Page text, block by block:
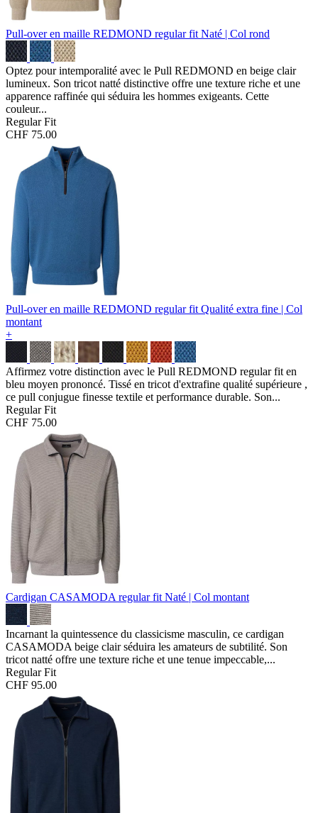
Pull-over en maille REDMOND regular fitNaté | Col rond
Optez pour intemporalité avec le Pull REDMOND en beige clair
lumineux. Son tricot natté distinctive offre une texture riche et une
apparence raffinée qui séduira les hommes exigeants. Cette
couleur...
Regular Fit
CHF 75.00
Pull-over en maille REDMOND regular fitQualité extra fine | Col
montant
+
Affirmez votre distinction avec le Pull REDMOND regular fit en
bleu moyen prononcé. Tissé en tricot d'extrafine qualité supérieure ,
ce pull conjugue finesse textile et performance durable. Son...
Regular Fit
CHF 75.00
Cardigan CASAMODA regular fitNaté | Col montant
Incarnant la quintessence du classicisme masculin, ce cardigan
CASAMODA beige clair séduira les amateurs de subtilité. Son
tricot natté offre une texture riche et une tenue impeccable,...
Regular Fit
CHF 95.00